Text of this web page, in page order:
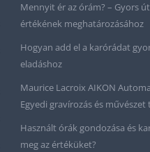
Mennyit ér az órám? – Gyors
értékének meghatározásához
Hogyan add el a karórádat
eladáshoz
Maurice Lacroix AIKON
Egyedi gravírozás és művészet
Használt órák gondozása és
meg az értéküket?